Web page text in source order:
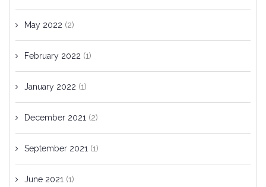
May 2022 (2)
February 2022 (1)
January 2022 (1)
December 2021 (2)
September 2021 (1)
June 2021 (1)